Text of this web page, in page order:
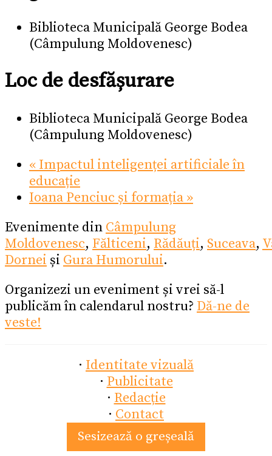
Biblioteca Municipală George Bodea
(Câmpulung Moldovenesc)
Loc de desfășurare
Biblioteca Municipală George Bodea
(Câmpulung Moldovenesc)
« Impactul inteligenței artificiale în
educație
Ioana Penciuc și formația »
Evenimente din Câmpulung
Moldovenesc, Fălticeni, Rădăuți, Suceava,
Dornei și Gura Humorului.
Organizezi un eveniment și vrei să-l
publicăm în calendarul nostru? Dă-ne de
veste!
· Identitate vizuală
· Publicitate
· Redacție
· Contact
Sesizează o greșeală